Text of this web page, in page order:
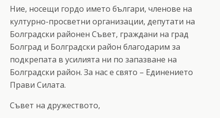
Ние, носещи гордо името българи, членове на
културно-просветни организации, депутати на
Болградски районен Съвет, граждани на град
Болград и Болградски район благодарим за
подкрепата в усилията ни по запазване на
Болградски район. За нас е свято – Единението
Прави Силата.
Съвет на дружеството,